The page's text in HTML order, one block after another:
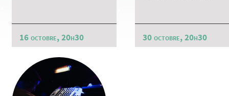
16 octobre, 20h30 30 octobre, 20h30